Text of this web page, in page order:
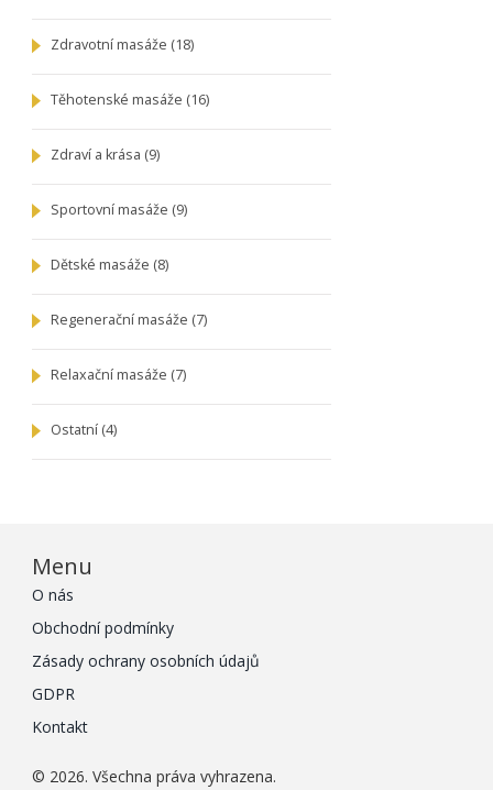
Zdravotní masáže (18)
Těhotenské masáže (16)
Zdraví a krása (9)
Sportovní masáže (9)
Dětské masáže (8)
Regenerační masáže (7)
Relaxační masáže (7)
Ostatní (4)
Menu
O nás
Obchodní podmínky
Zásady ochrany osobních údajů
GDPR
Kontakt
© 2026. Všechna práva vyhrazena.